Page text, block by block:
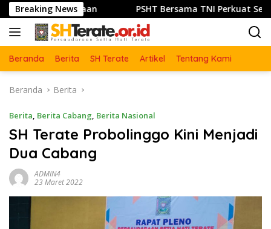
Langsung
ke
konten
Breaking News PSHT Bersama TNI Perkuat Semangat
Beranda Berita SH Terate Artikel Tentang Kami
Beranda Berita
Berita, Berita Cabang, Berita Nasional
SH Terate Probolinggo Kini Menjadi
Dua Cabang
ADMIN4
23 Maret 2022